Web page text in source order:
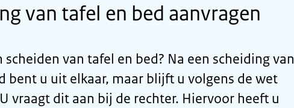
van tafel en bed aanvragen
scheiden van tafel en bed? Na een scheiding van
bent u uit elkaar, maar blijft u volgens de wet
vraagt dit aan bij de rechter. Hiervoor heeft u